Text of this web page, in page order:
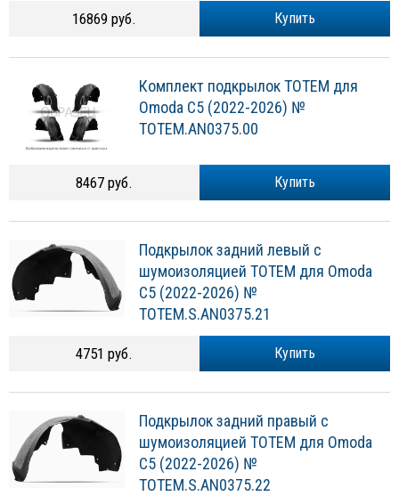
Купить
16869 руб.
Комплект подкрылок TOTEM для
Omoda C5 (2022-2026) №
TOTEM.AN0375.00
Купить
8467 руб.
Подкрылок задний левый с
шумоизоляцией TOTEM для Omoda
C5 (2022-2026) №
TOTEM.S.AN0375.21
Купить
4751 руб.
Подкрылок задний правый с
шумоизоляцией TOTEM для Omoda
C5 (2022-2026) №
TOTEM.S.AN0375.22